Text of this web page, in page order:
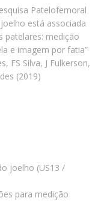
Patelofemoral
está associada
patelares: medição
e imagem por fatia”
FS Silva, J Fulkerson,
(2019)
joelho (US13 /
para medição